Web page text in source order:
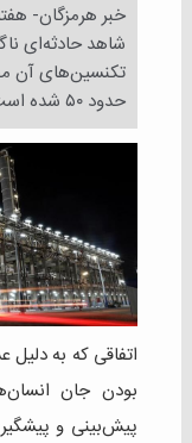
خبر هرمزگان-
شاهد حادثه‌ای
تکنسین‌های آن
حدود ۵۰ شده است.
اتفاقی که به دلیل
بودن جان
پیش‌بینی و